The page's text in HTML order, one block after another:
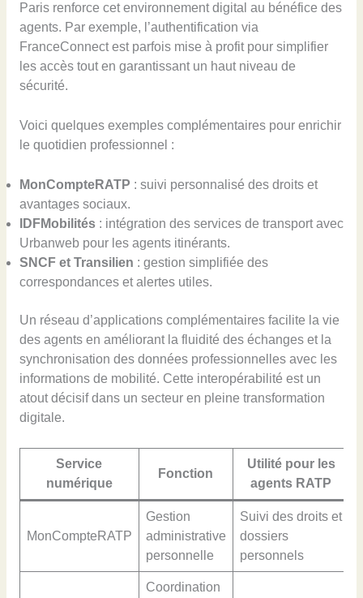
Paris renforce cet environnement digital au bénéfice des
agents. Par exemple, l’authentification via
FranceConnect est parfois mise à profit pour simplifier
les accès tout en garantissant un haut niveau de
sécurité.
Voici quelques exemples complémentaires pour enrichir
le quotidien professionnel :
MonCompteRATP : suivi personnalisé des droits et
avantages sociaux.
IDFMobilités: intégration des services de transport avec
Urbanweb pour les agents itinérants.
SNCF et Transilien : gestion simplifiée des
correspondances et alertes utiles.
Un réseau d’applications complémentaires facilite la vie
des agents en améliorant la fluidité des échanges et la
synchronisation des données professionnelles avec les
informations de mobilité. Cette interopérabilité est un
atout décisif dans un secteur en pleine transformation
digitale.
Service
numérique
Fonction
Utilité pour les
agents RATP
MonCompteRATP
Gestion
administrative
personnelle
Suivi des droits et
dossiers
personnels
Coordination